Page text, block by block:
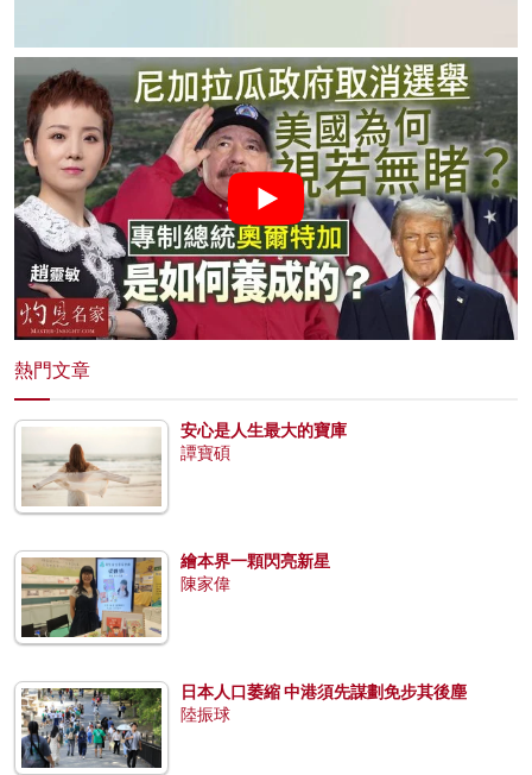
熱門文章
安心是人生最大的寶庫
譚寶碩
繪本界一顆閃亮新星
陳家偉
日本人口萎縮 中港須先謀劃免步其後塵
陸振球